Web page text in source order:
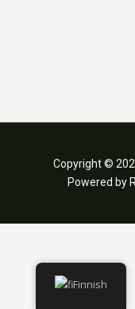
Copyright ©
Powered by
Finnish